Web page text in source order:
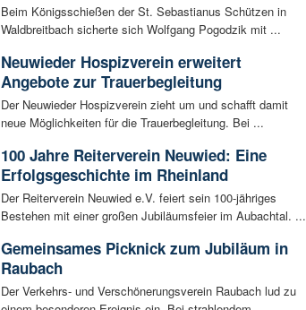
Beim Königsschießen der St. Sebastianus Schützen in
Waldbreitbach sicherte sich Wolfgang Pogodzik mit ...
Neuwieder Hospizverein erweitert
Angebote zur Trauerbegleitung
Der Neuwieder Hospizverein zieht um und schafft damit
neue Möglichkeiten für die Trauerbegleitung. Bei ...
100 Jahre Reiterverein Neuwied: Eine
Erfolgsgeschichte im Rheinland
Der Reiterverein Neuwied e.V. feiert sein 100-jähriges
Bestehen mit einer großen Jubiläumsfeier im Aubachtal. ...
Gemeinsames Picknick zum Jubiläum in
Raubach
Der Verkehrs- und Verschönerungsverein Raubach lud zu